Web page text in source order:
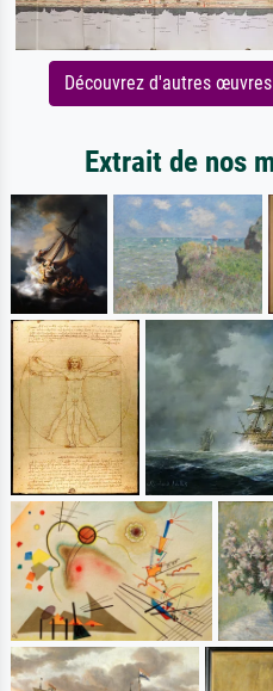
Découvrez d'autres
Extrait de nos